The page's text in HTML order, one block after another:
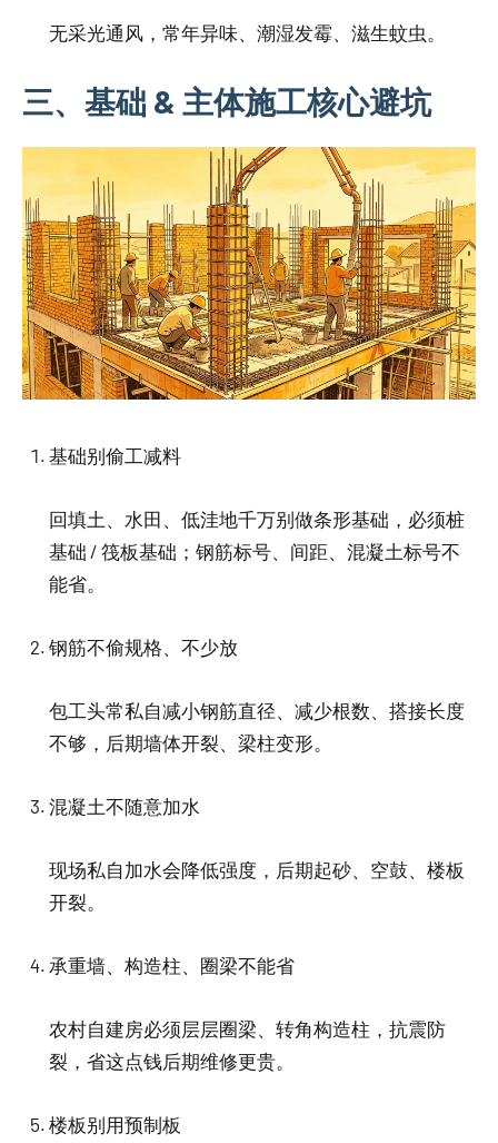
无采光通风，常年异味、潮湿发霉、滋生蚊虫。
三、基础 & 主体施工核心避坑
基础别偷工减料
回填土、水田、低洼地千万别做条形基础，必须桩
基础 / 筏板基础；钢筋标号、间距、混凝土标号不
能省。
钢筋不偷规格、不少放
包工头常私自减小钢筋直径、减少根数、搭接长度
不够，后期墙体开裂、梁柱变形。
混凝土不随意加水
现场私自加水会降低强度，后期起砂、空鼓、楼板
开裂。
承重墙、构造柱、圈梁不能省
农村自建房必须层层圈梁、转角构造柱，抗震防
裂，省这点钱后期维修更贵。
楼板别用预制板